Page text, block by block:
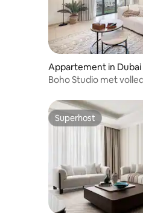
Appartement in Dubai
Boho Studio met
Superhost
Superhost